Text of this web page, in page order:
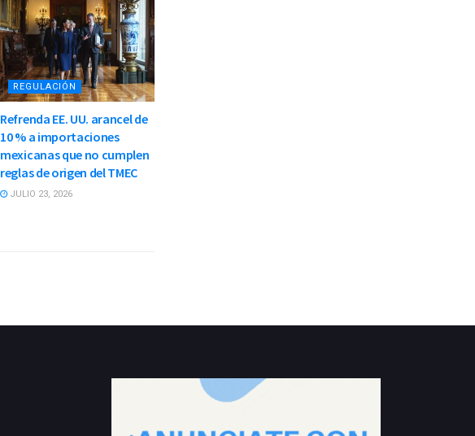
REGULACIÓN
Refrenda EE. UU. arancel de
10 % a importaciones
mexicanas que no cumplen
reglas de origen del TMEC
JULIO 23, 2026